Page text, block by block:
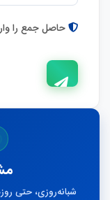
حاصل جمع را وارد
شبانه‌روزی، حتی